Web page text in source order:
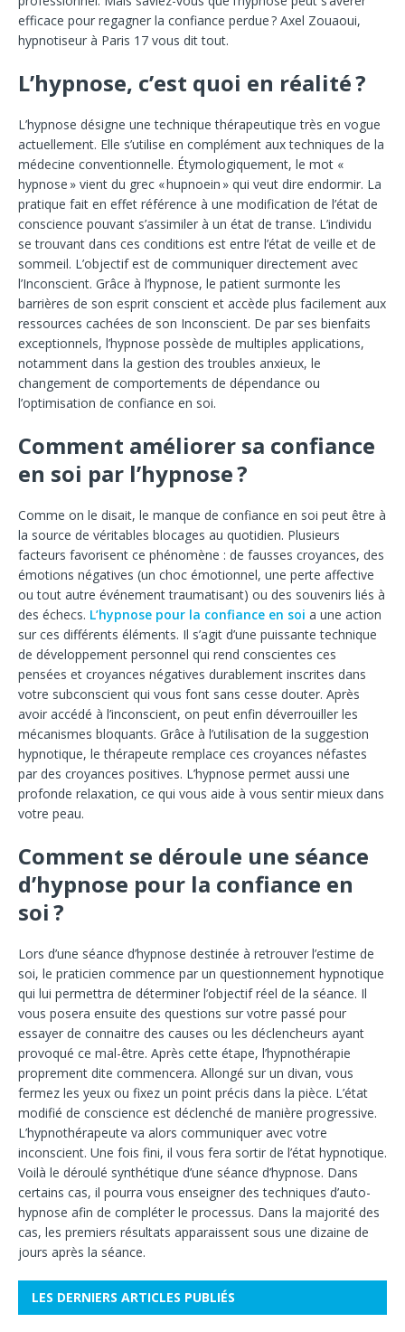
efficace pour regagner la confiance perdue ? Axel Zouaoui,
hypnotiseur à Paris 17 vous dit tout.
L’hypnose, c’est quoi en réalité ?
L’hypnose désigne une technique thérapeutique très en vogue
actuellement. Elle s’utilise en complément aux techniques de la
médecine conventionnelle. Étymologiquement, le mot «
hypnose » vient du grec « hupnoein » qui veut dire endormir. La
pratique fait en effet référence à une modification de l’état de
conscience pouvant s’assimiler à un état de transe. L’individu
se trouvant dans ces conditions est entre l’état de veille et de
sommeil. L’objectif est de communiquer directement avec
l’Inconscient. Grâce à l’hypnose, le patient surmonte les
barrières de son esprit conscient et accède plus facilement aux
ressources cachées de son Inconscient. De par ses bienfaits
exceptionnels, l’hypnose possède de multiples applications,
notamment dans la gestion des troubles anxieux, le
changement de comportements de dépendance ou
l’optimisation de confiance en soi.
Comment améliorer sa confiance
en soi par l’hypnose ?
Comme on le disait, le manque de confiance en soi peut être à
la source de véritables blocages au quotidien. Plusieurs
facteurs favorisent ce phénomène : de fausses croyances, des
émotions négatives (un choc émotionnel, une perte affective
ou tout autre événement traumatisant) ou des souvenirs liés à
des échecs. L’hypnose pour la confiance en soi a une action
sur ces différents éléments. Il s’agit d’une puissante technique
de développement personnel qui rend conscientes ces
pensées et croyances négatives durablement inscrites dans
votre subconscient qui vous font sans cesse douter. Après
avoir accédé à l’inconscient, on peut enfin déverrouiller les
mécanismes bloquants. Grâce à l’utilisation de la suggestion
hypnotique, le thérapeute remplace ces croyances néfastes
par des croyances positives. L’hypnose permet aussi une
profonde relaxation, ce qui vous aide à vous sentir mieux dans
votre peau.
Comment se déroule une séance
d’hypnose pour la confiance en
soi ?
Lors d’une séance d’hypnose destinée à retrouver l’estime de
soi, le praticien commence par un questionnement hypnotique
qui lui permettra de déterminer l’objectif réel de la séance. Il
vous posera ensuite des questions sur votre passé pour
essayer de connaitre des causes ou les déclencheurs ayant
provoqué ce mal-être. Après cette étape, l’hypnothérapie
proprement dite commencera. Allongé sur un divan, vous
fermez les yeux ou fixez un point précis dans la pièce. L’état
modifié de conscience est déclenché de manière progressive.
L’hypnothérapeute va alors communiquer avec votre
inconscient. Une fois fini, il vous fera sortir de l’état hypnotique.
Voilà le déroulé synthétique d’une séance d’hypnose. Dans
certains cas, il pourra vous enseigner des techniques d’auto-
hypnose afin de compléter le processus. Dans la majorité des
cas, les premiers résultats apparaissent sous une dizaine de
jours après la séance.
LES DERNIERS ARTICLES PUBLIÉS